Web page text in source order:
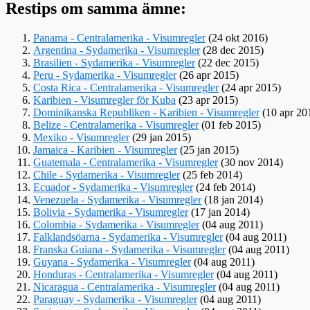
Restips om samma ämne:
Panama - Centralamerika - Visumregler(24 okt 2016)
Argentina - Sydamerika - Visumregler(28 dec 2015)
Brasilien - Sydamerika - Visumregler(22 dec 2015)
Peru - Sydamerika - Visumregler(26 apr 2015)
Costa Rica - Centralamerika - Visumregler(24 apr 2015)
Karibien - Visumregler för Kuba (23 apr 2015)
Dominikanska Republiken - Karibien - Visumregler(10 apr
Belize - Centralamerika - Visumregler(01 feb 2015)
Mexiko - Visumregler(29 jan 2015)
Jamaica - Karibien - Visumregler(25 jan 2015)
Guatemala - Centralamerika - Visumregler(30 nov 2014)
Chile - Sydamerika - Visumregler(25 feb 2014)
Ecuador - Sydamerika - Visumregler(24 feb 2014)
Venezuela - Sydamerika - Visumregler(18 jan 2014)
Bolivia - Sydamerika - Visumregler(17 jan 2014)
Colombia - Sydamerika - Visumregler(04 aug 2011)
Falklandsöarna - Sydamerika - Visumregler(04 aug 2011)
Franska Guiana - Sydamerika - Visumregler(04 aug 2011)
Guyana - Sydamerika - Visumregler(04 aug 2011)
Honduras - Centralamerika - Visumregler(04 aug 2011)
Nicaragua - Centralamerika - Visumregler(04 aug 2011)
Paraguay - Sydamerika - Visumregler(04 aug 2011)